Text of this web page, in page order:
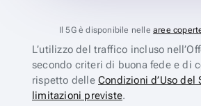
Il 5G è disponibile nelle aree
L’utilizzo del traffico incluso
secondo criteri di buona fede e di
rispetto delle Condizioni d’Uso del
limitazioni previste.